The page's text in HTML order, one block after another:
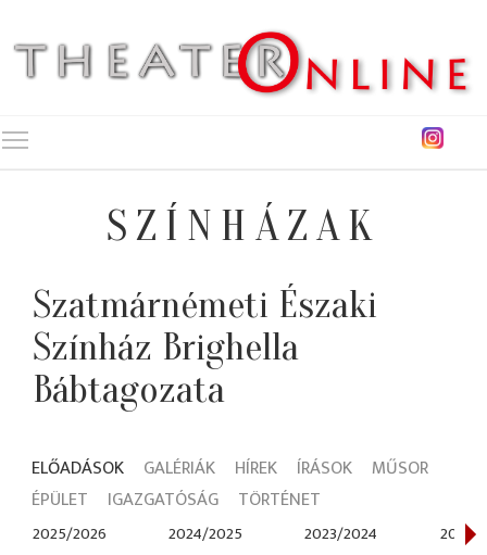
SZÍNHÁZAK
Szatmárnémeti Északi
Színház Brighella
Bábtagozata
ELŐADÁSOK GALÉRIÁK HÍREK ÍRÁSOK
MŰSOR
ÉPÜLET
IGAZGATÓSÁG TÖRTÉNET
2025/2026 2024/2025 2023/2024 2022/